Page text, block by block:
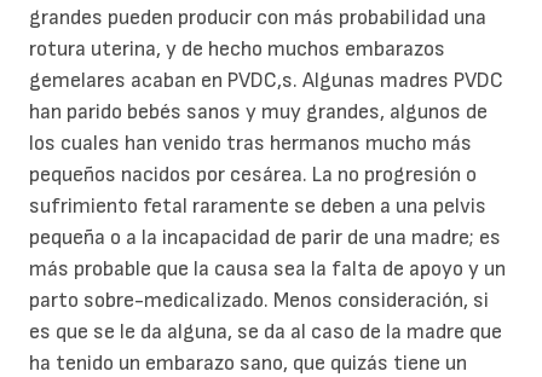
grandes pueden producir con más probabilidad una
rotura uterina, y de hecho muchos embarazos
gemelares acaban en PVDC,s. Algunas madres PVDC
han parido bebés sanos y muy grandes, algunos de
los cuales han venido tras hermanos mucho más
pequeños nacidos por cesárea. La no progresión o
sufrimiento fetal raramente se deben a una pelvis
pequeña o a la incapacidad de parir de una madre; es
más probable que la causa sea la falta de apoyo y un
parto sobre-medicalizado. Menos consideración, si
es que se le da alguna, se da al caso de la madre que
ha tenido un embarazo sano, que quizás tiene un